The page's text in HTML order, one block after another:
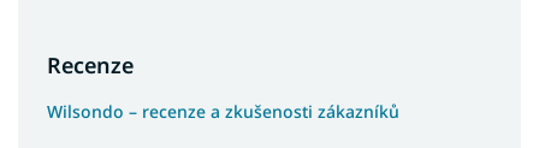
Recenze
Wilsondo – recenze a zkušenosti zákazníků